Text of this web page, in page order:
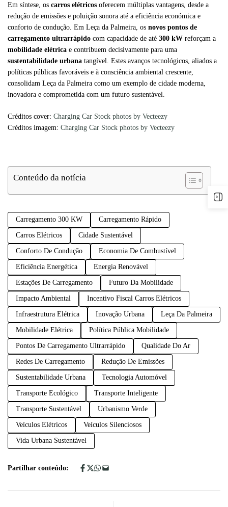
Em síntese, os carros elétricos oferecem múltiplas vantagens, desde a
redução de emissões e poluição sonora até a eficiência económica e
conforto de condução. Em Leça da Palmeira, os novos pontos de
carregamento ultrarrápido com capacidade de até 300 kW reforçam a
mobilidade elétrica e contribuem decisivamente para uma
sustentabilidade urbana tangível. Estes avanços tecnológicos, aliados a
políticas públicas favoráveis e à consciência ambiental crescente,
consolidam Leça da Palmeira como um exemplo de cidade moderna,
inovadora e comprometida com um futuro sustentável.
Créditos cover: Charging Car Stock photos by Vecteezy
Créditos imagem: Charging Car Stock photos by Vecteezy
Conteúdo da notícia
Carregamento 300 KW Carregamento Rápido
Carros Elétricos Cidade Sustentável
Conforto De Condução Economia De Combustível
Eficiência Energética Energia Renovável
Estações De Carregamento Futuro Da Mobilidade
Impacto Ambiental Incentivo Fiscal Carros Elétricos
Infraestrutura Elétrica Inovação Urbana Leça Da Palmeira
Mobilidade Elétrica Política Pública Mobilidade
Pontos De Carregamento Ultrarrápido Qualidade Do Ar
Redes De Carregamento Redução De Emissões
Sustentabilidade Urbana Tecnologia Automóvel
Transporte Ecológico Transporte Inteligente
Transporte Sustentável Urbanismo Verde
Veículos Elétricos Veículos Silenciosos
Vida Urbana Sustentável
Partilhar conteúdo: